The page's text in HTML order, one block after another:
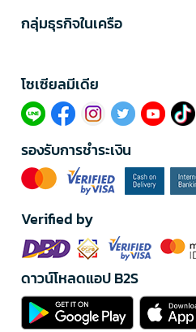
กลุ่มธุรกิจในเครือ
โซเซียลมีเดีย​
รองรับการชำระเงิน
Verified by
ดาวน์โหลดแอป B2S